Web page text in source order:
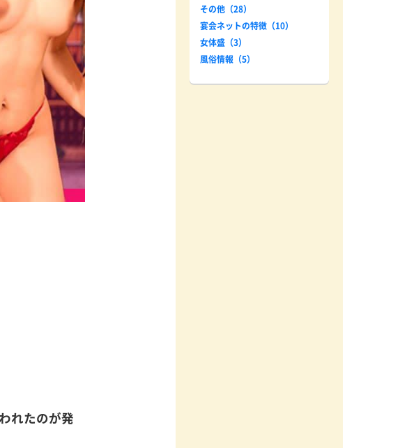
れたのが発
その他（28）
宴会ネットの特徴（10）
女体盛（3）
風俗情報（5）